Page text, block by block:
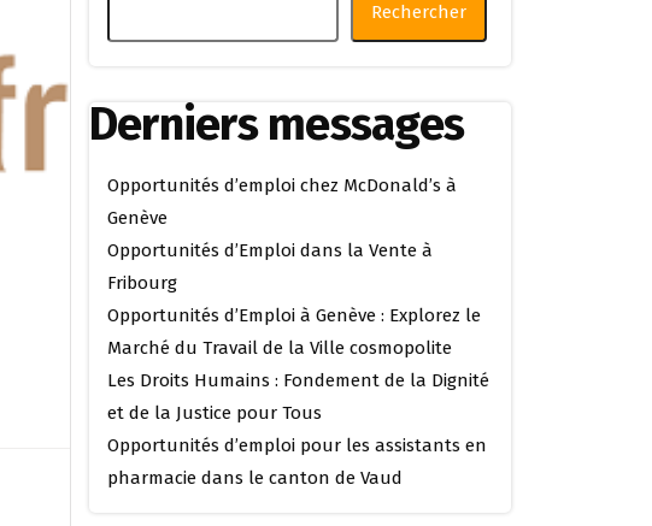
Rechercher
Derniers messages
Opportunités d’emploi chez McDonald’s à
Genève
Opportunités d’Emploi dans la Vente à
Fribourg
Opportunités d’Emploi à Genève : Explorez le
Marché du Travail de la Ville cosmopolite
Les Droits Humains : Fondement de la Dignité
et de la Justice pour Tous
Opportunités d’emploi pour les assistants en
pharmacie dans le canton de Vaud